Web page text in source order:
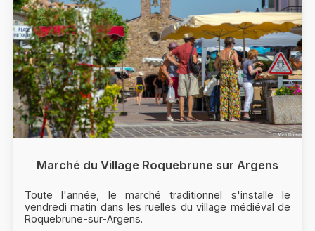
Marché du Village Roquebrune sur Argens
Toute l'année, le marché traditionnel s'installe le
vendredi matin dans les ruelles du village médiéval de
Roquebrune-sur-Argens.